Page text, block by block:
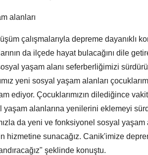
alanları
çalışmalarıyla depreme dayanıklı
da ilçede hayat bulacağını dile
yaşam alanı seferberliğimizi
yeni sosyal yaşam alanları
ediyor. Çocuklarımızın dilediğince
yaşam alanlarına yenilerini eklemeyi
da yeni ve fonksiyonel sosyal yaşam
hizmetine sunacağız. Canik'imize
şeklinde konuştu.